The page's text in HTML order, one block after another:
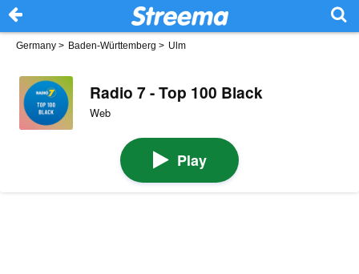
Germany > Baden-Württemberg > Ulm
Radio 7 - Top 100 Black
Web
Play